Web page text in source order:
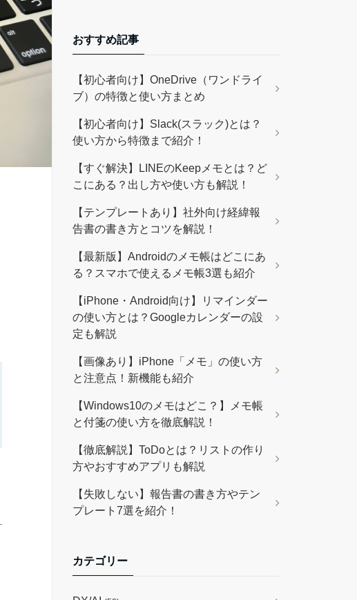
おすすめ記事
【初心者向け】OneDrive（ワンドライ
ブ）の特徴と使い方まとめ
【初心者向け】Slack(スラック)とは？
使い方から特徴まで紹介！
【すぐ解決】LINEのKeepメモとは？ど
こにある？出し方や使い方も解説！
【テンプレートあり】社外向け経緯報
告書の書き方とコツを解説！
【最新版】Androidのメモ帳はどこにあ
る？スマホで使えるメモ帳3選も紹介
【iPhone・Android向け】リマインダー
の使い方とは？Googleカレンダーの設
定も解説
【画像あり】iPhone「メモ」の使い方
と注意点！新機能も紹介
【Windows10のメモはどこ？】メモ帳
と付箋の使い方を徹底解説！
【徹底解説】ToDoとは？リストの作り
方やおすすめアプリも解説
【失敗しない】報告書の書き方やテン
プレート7選を紹介！
カテゴリー